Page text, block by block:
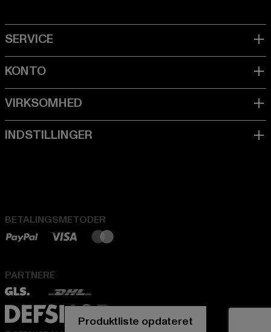
BETALINGSMETODER
PARTNERE